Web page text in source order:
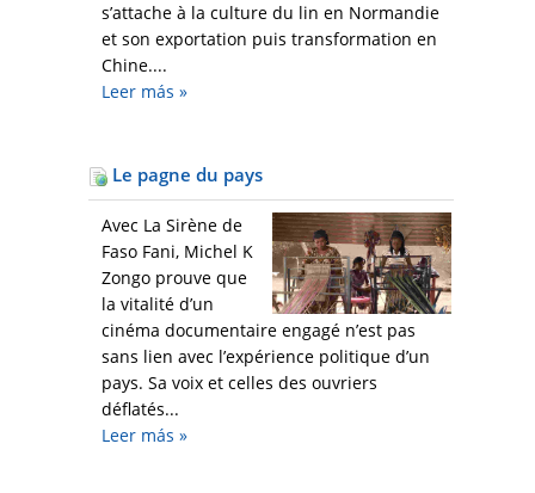
s’attache à la culture du lin en Normandie
et son exportation puis transformation en
Chine....
Leer más »
Le pagne du pays
Avec La Sirène de
Faso Fani, Michel K
Zongo prouve que
la vitalité d’un
cinéma documentaire engagé n’est pas
sans lien avec l’expérience politique d’un
pays. Sa voix et celles des ouvriers
déflatés...
Leer más »